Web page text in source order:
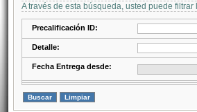
A través de esta búsqueda, usted puede
Precalificación ID:
Detalle:
Fecha Entrega desde: